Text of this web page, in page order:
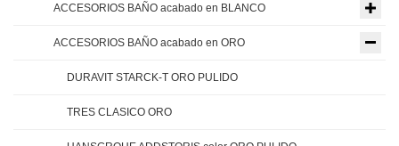
ACCESORIOS BAÑO acabado en BLANCO
ACCESORIOS BAÑO acabado en ORO
DURAVIT STARCK-T ORO PULIDO
TRES CLASICO ORO